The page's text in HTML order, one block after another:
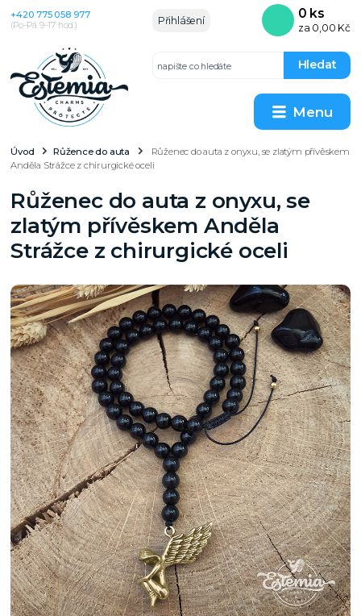
Menu
Přihlášení
Hledat
+420 775 058 977
(Po–Pá 9–17 hod.)
0 ks
za 0,00 Kč
Úvod Růžence do auta
Růženec do auta z onyxu, se zlatým přívěskem
Anděla Strážce z chirurgické oceli
Růženec do auta z onyxu, se
zlatým přívěskem Anděla
Strážce z chirurgické oceli